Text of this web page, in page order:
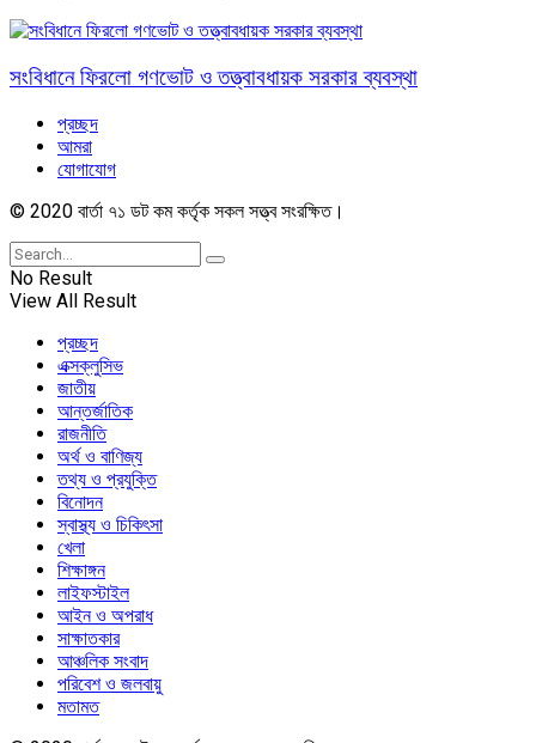
সংবিধানে ফিরলো গণভোট ও তত্ত্বাবধায়ক সরকার ব্যবস্থা
প্রচ্ছদ
আমরা
যোগাযোগ
© 2020 বার্তা ৭১ ডট কম কর্তৃক সকল সত্ত্ব সংরক্ষিত।
No Result
View All Result
প্রচ্ছদ
এক্সক্লুসিভ
জাতীয়
আন্তর্জাতিক
রাজনীতি
অর্থ ও বাণিজ্য
তথ্য ও প্রযুক্তি
বিনোদন
স্বাস্থ্য ও চিকিৎসা
খেলা
শিক্ষাঙ্গন
লাইফস্টাইল
আইন ও অপরাধ
সাক্ষাতকার
আঞ্চলিক সংবাদ
পরিবেশ ও জলবায়ু
মতামত